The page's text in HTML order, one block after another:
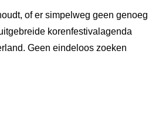
of er simpelweg geen genoeg
korenfestivalagenda
Geen eindeloos zoeken